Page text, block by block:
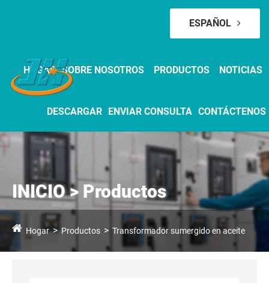
ESPAÑOL
HOGAR SOBRE NOSOTROS PRODUCTOS NOTICIAS
DESCARGAR ENVIAR CONSULTA CONTÁCTENOS
INICIO > Productos
Hogar Productos Transformador sumergido en aceite